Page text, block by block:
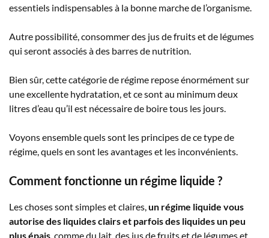
essentiels indispensables à la bonne marche de l’organisme.
Autre possibilité, consommer des jus de fruits et de légumes
qui seront associés à des barres de nutrition.
Bien sûr, cette catégorie de régime repose énormément sur
une excellente hydratation, et ce sont au minimum deux
litres d’eau qu’il est nécessaire de boire tous les jours.
Voyons ensemble quels sont les principes de ce type de
régime, quels en sont les avantages et les inconvénients.
Comment fonctionne un régime liquide ?
Les choses sont simples et claires,un régime liquide vous
autorise des liquides clairs et parfois des liquides un peu
plus épais, comme du lait, des jus de fruits et de légumes et